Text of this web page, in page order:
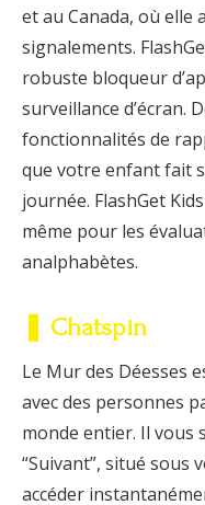
et au Canada, où elle
signalements.
robuste bloqueur
surveillance d’écran.
fonctionnalités de
que votre enfant fait
journée. FlashGet
même pour les
analphabètes.
❚ Chatspin
Le Mur des Déesses
avec des personnes
monde entier. Il vous
“Suivant”, situé sous
accéder